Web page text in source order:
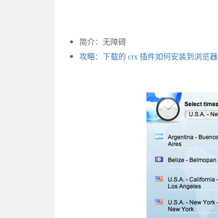
简介：无障碍
攻略：下载的 crx 插件如何安装到浏览